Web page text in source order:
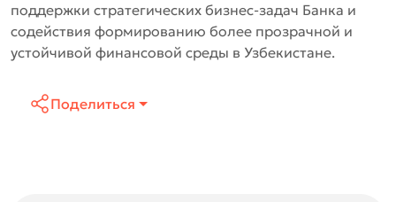
поддержки стратегических бизнес-задач Банка и
содействия формированию более прозрачной и
устойчивой финансовой среды в Узбекистане.
Поделиться